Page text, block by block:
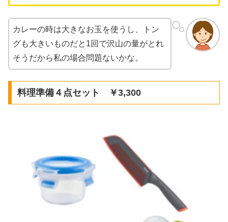
カレーの時は大きなお玉を使うし、トン
グも大きいものだと1回で沢山の量がとれ
そうだから私の場合問題ないかな。
料理準備４点セット ￥3,300